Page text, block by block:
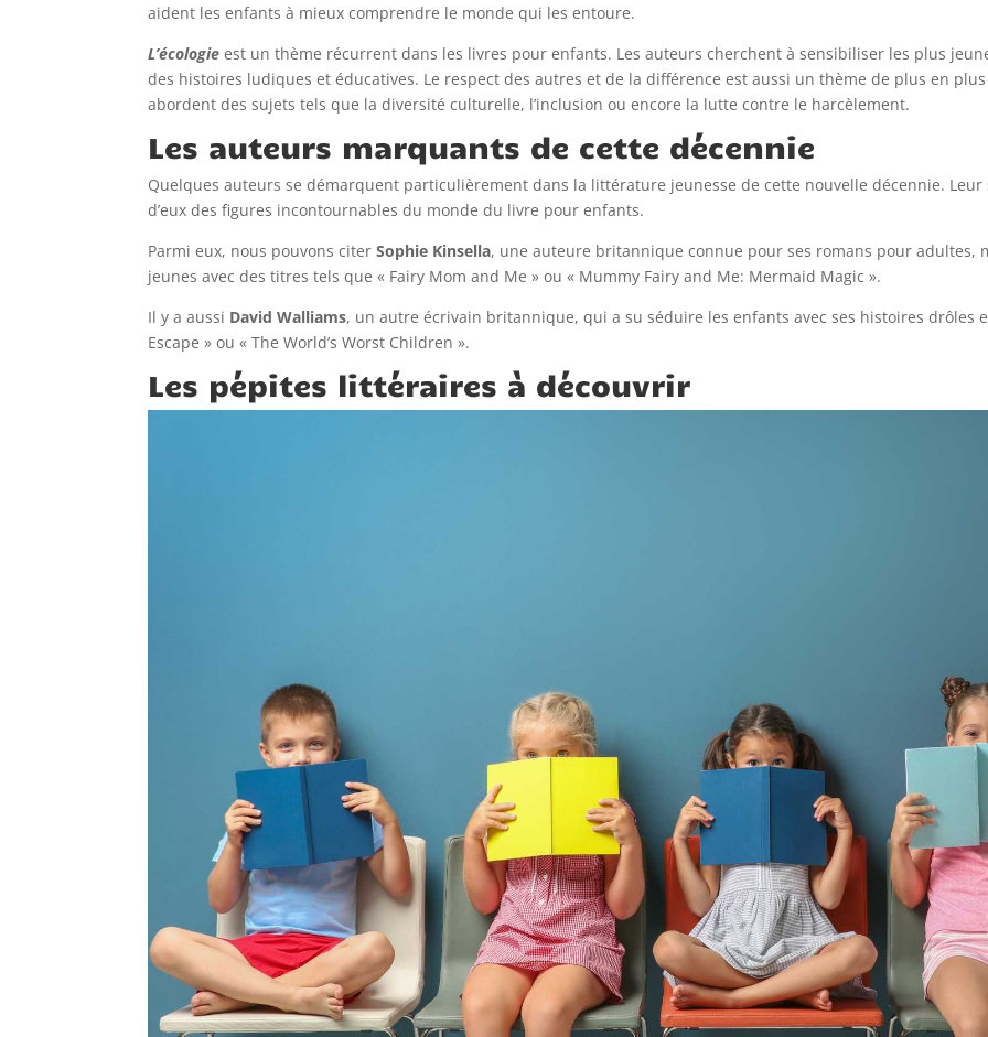
aident les enfants à mieux comprendre le monde qui les entoure.
L’écologie est un thème récurrent dans les livres pour enfants. Les auteurs cherchent à sensibiliser les plus
des histoires ludiques et éducatives. Le respect des autres et de la différence est aussi un thème de plus en
abordent des sujets tels que la diversité culturelle, l’inclusion ou encore la lutte contre le harcèlement.
Les auteurs marquants de cette décennie
Quelques auteurs se démarquent particulièrement dans la littérature jeunesse de cette nouvelle décennie.
d’eux des figures incontournables du monde du livre pour enfants.
Parmi eux, nous pouvons citerSophie Kinsella, une auteure britannique connue pour ses romans pour adultes,
jeunes avec des titres tels que « Fairy Mom and Me » ou « Mummy Fairy and Me: Mermaid Magic ».
Il y a aussi David Walliams, un autre écrivain britannique, qui a su séduire les enfants avec ses histoires drôles
Escape » ou « The World’s Worst Children ».
Les pépites littéraires à découvrir